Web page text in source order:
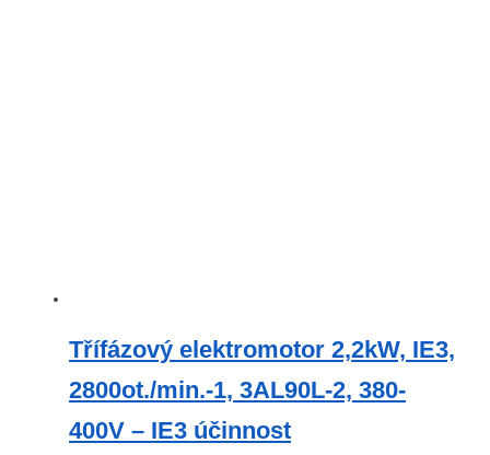
Třífázový elektromotor 2,2kW, IE3,
2800ot./min.-1, 3AL90L-2, 380-
400V – IE3 účinnost